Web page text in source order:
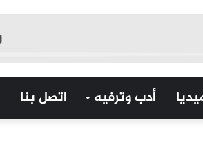
أدب وترفيه اتصل بنا